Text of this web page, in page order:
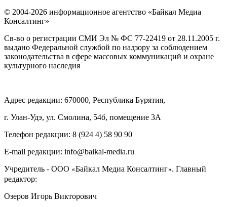
© 2004-2026 информационное агентство «Байкал Медиа
Консалтинг»
Св-во о регистрации СМИ Эл № ФС 77-22419 от 28.11.2005 г.
выдано Федеральной службой по надзору за соблюдением
законодательства в сфере массовых коммуникаций и охране
культурного наследия
Адрес редакции: 670000, Республика Бурятия,
г. Улан-Удэ, ул. Смолина, 54б, помещение 3А
Телефон редакции: ‎‎8 (924 4) 58 90 90
E-mail редакции: info@baikal-media.ru
Учредитель - ООО «Байкал Медиа Консалтинг». Главный
редактор:
Озеров Игорь Викторович